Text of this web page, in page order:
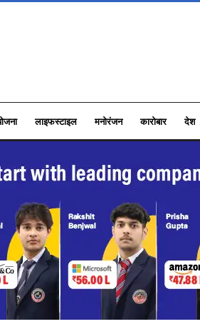
लाइफस्टाइल मनोरंजन कारोबार देश